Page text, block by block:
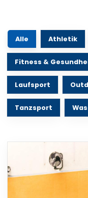
Alle Athletik
Fitness &
Laufsport
Tanzsport